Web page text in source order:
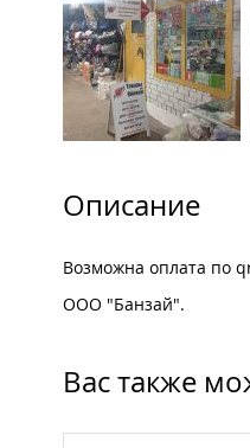
Описание
Возможна оплата по
ООО "Банзай".
Вас также